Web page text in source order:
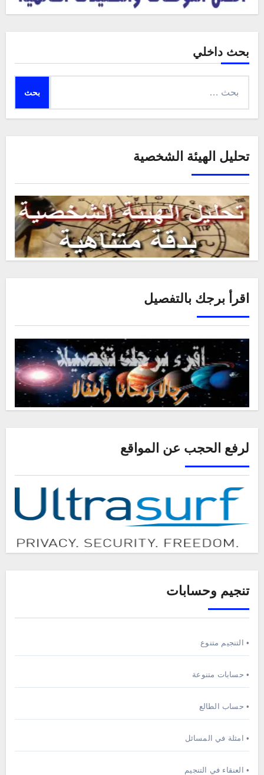
بحث داخلي
عن:
تحليل الهيئة الشخصية
اقرأ برجك بالتفصيل
لرفع الحجب عن المواقع
تنجيم وحسابات
• التنجيم متنوع
• حسابات متنوعة
• حساب الطالع
• امثلة في المسائل
• العنقاء في التنجيم